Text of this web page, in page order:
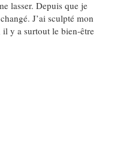
lasser. Depuis que je
J’ai sculpté mon
il y a surtout le bien-être